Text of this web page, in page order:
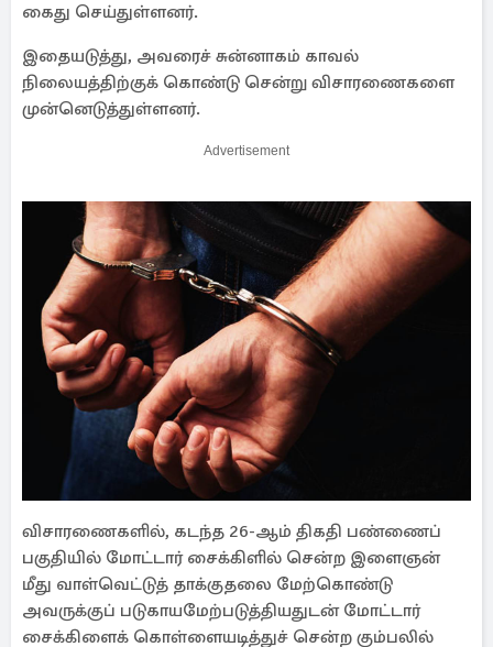
கைது செய்துள்ளனர்.
இதையடுத்து, அவரைச் சுன்னாகம் காவல்
நிலையத்திற்குக் கொண்டு சென்று விசாரணைகளை
முன்னெடுத்துள்ளனர்.
Advertisement
விசாரணைகளில், கடந்த 26-ஆம் திகதி பண்ணைப்
பகுதியில் மோட்டார் சைக்கிளில் சென்ற இளைஞன்
மீது வாள்வெட்டுத் தாக்குதலை மேற்கொண்டு
அவருக்குப் படுகாயமேற்படுத்தியதுடன் மோட்டார்
சைக்கிளைக் கொள்ளையடித்துச் சென்ற கும்பலில்